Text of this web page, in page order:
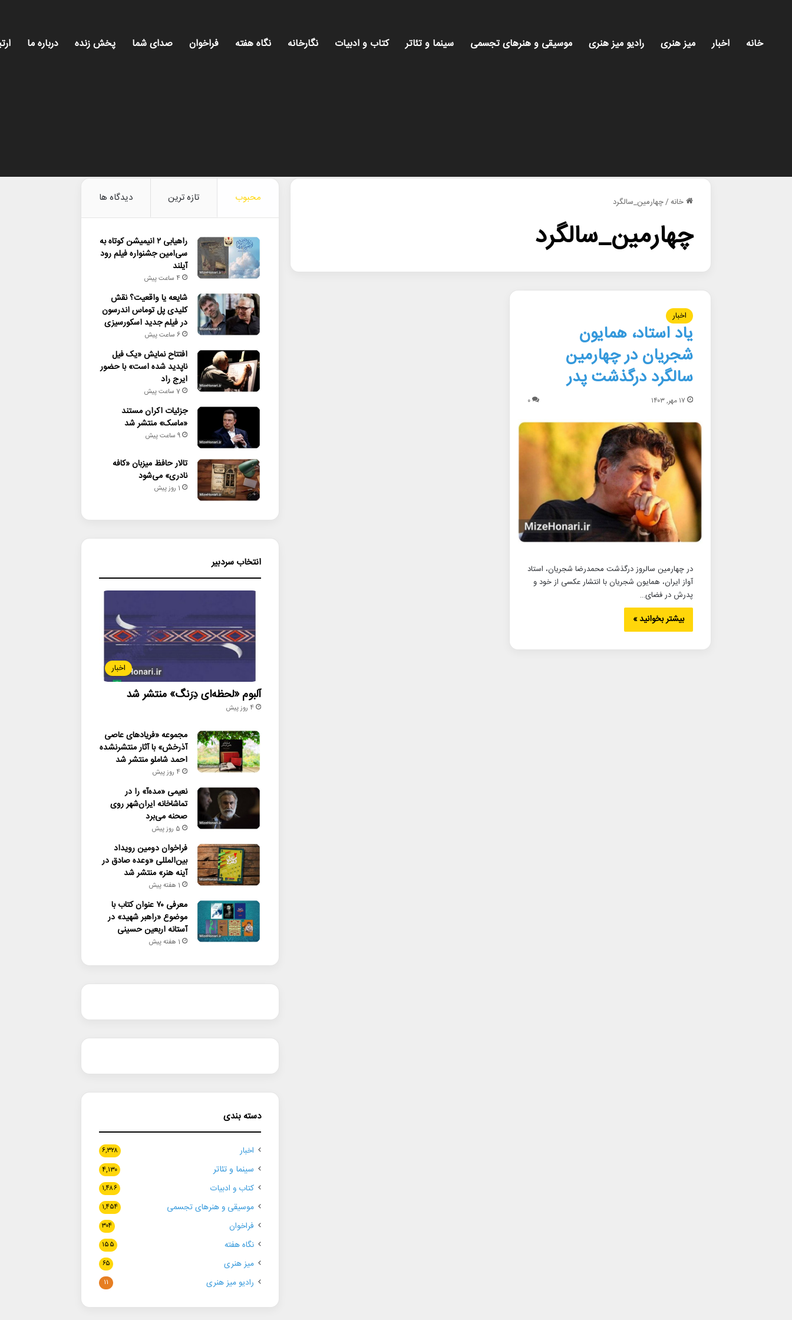
خانه اخبار میز هنری رادیو میز هنری موسیقی و هنرهای تجسمی سینما و تئاتر کتاب و ادبیات نگارخانه نگاه هفته فراخوان صدای شما پخش زنده درباره ما
خانه/چهارمین_سالگرد
چهارمین_سالگرد
اخبار
یاد استاد، همایون
شجریان در چهارمین
سالگرد درگذشت پدر
۱۷ مهر, ۱۴۰۳ ۰
در چهارمین سالروز درگذشت محمدرضا شجریان، استاد
آواز ایران، همایون شجریان با انتشار عکسی از خود و
پدرش در فضای…
بیشتر بخوانید »
محبوب تازه ترین دیدگاه ها
راهیابی ۲ انیمیشن کوتاه به
سی‌امین جشنواره فیلم رود
آیلند
4 ساعت پیش
شایعه یا واقعیت؟ نقش
کلیدی پل توماس اندرسون
در فیلم جدید اسکورسیزی
6 ساعت پیش
افتتاح نمایش «یک فیل
ناپدید شده است» با حضور
ایرج راد
7 ساعت پیش
جزئیات اکران مستند
«ماسک» منتشر شد
9 ساعت پیش
تالار حافظ میزبان «کافه
نادری» می‌شود
1 روز پیش
انتخاب سردبیر
اخبار
آلبوم «لحظه‌ای دِرَنگ» منتشر شد
4 روز پیش
مجموعه «فریادهای عاصی
آذرخش» با آثار منتشرنشده
احمد شاملو منتشر شد
4 روز پیش
نعیمی «مده‌آ» را در
تماشاخانه ایران‌شهر روی
صحنه می‌برد
5 روز پیش
فراخوان دومین رویداد
بین‌المللی «وعده صادق در
آینه هنر» منتشر شد
1 هفته پیش
معرفی ۷۰ عنوان کتاب با
موضوع «راهبر شهید» در
آستانه اربعین حسینی
1 هفته پیش
دسته بندی
اخبار ۶,۳۲۸
سینما و تئاتر ۴,۱۳۰
کتاب و ادبیات ۱,۴۸۶
موسیقی و هنرهای تجسمی ۱,۴۵۴
فراخوان ۳۰۴
نگاه هفته ۱۵۵
میز هنری ۶۵
رادیو میز هنری ۱۱